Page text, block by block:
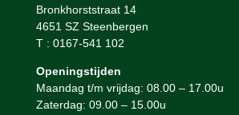
Bronkhorststraat 14
4651 SZ Steenbergen
T : 0167-541 102
Openingstijden
Maandag t/m vrijdag: 08.00 – 17.00u
Zaterdag: 09.00 – 15.00u